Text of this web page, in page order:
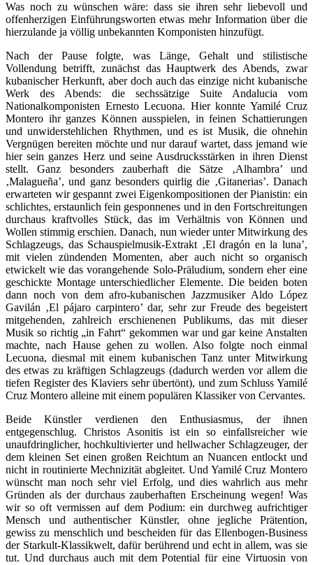
Was noch zu wünschen wäre: dass sie ihren sehr liebevoll und
offenherzigen Einführungsworten etwas mehr Information über die
hierzulande ja völlig unbekannten Komponisten hinzufügt.
Nach der Pause folgte, was Länge, Gehalt und stilistische
Vollendung betrifft, zunächst das Hauptwerk des Abends, zwar
kubanischer Herkunft, aber doch auch das einzige nicht kubanische
Werk des Abends: die sechssätzige Suite Andalucia vom
Nationalkomponisten Ernesto Lecuona. Hier konnte Yamilé Cruz
Montero ihr ganzes Können ausspielen, in feinen Schattierungen
und unwiderstehlichen Rhythmen, und es ist Musik, die ohnehin
Vergnügen bereiten möchte und nur darauf wartet, dass jemand wie
hier sein ganzes Herz und seine Ausdrucksstärken in ihren Dienst
stellt. Ganz besonders zauberhaft die Sätze ‚Alhambra’ und
‚Malagueña’, und ganz besonders quirlig die ‚Gitanerias’. Danach
erwarteten wir gespannt zwei Eigenkompositionen der Pianistin: ein
schlichtes, erstaunlich fein gesponnenes und in den Fortschreitungen
durchaus kraftvolles Stück, das im Verhältnis von Können und
Wollen stimmig erschien. Danach, nun wieder unter Mitwirkung des
Schlagzeugs, das Schauspielmusik-Extrakt ‚El dragón en la luna’,
mit vielen zündenden Momenten, aber auch nicht so organisch
etwickelt wie das vorangehende Solo-Präludium, sondern eher eine
geschickte Montage unterschiedlicher Elemente. Die beiden boten
dann noch von dem afro-kubanischen Jazzmusiker Aldo López
Gavilán ‚El pájaro carpintero’ dar, sehr zur Freude des begeistert
mitgehenden, zahlreich erschienenen Publikums, das mit dieser
Musik so richtig „in Fahrt“ gekommen war und gar keine Anstalten
machte, nach Hause gehen zu wollen. Also folgte noch einmal
Lecuona, diesmal mit einem kubanischen Tanz unter Mitwirkung
des etwas zu kräftigen Schlagzeugs (dadurch werden vor allem die
tiefen Register des Klaviers sehr übertönt), und zum Schluss Yamilé
Cruz Montero alleine mit einem populären Klassiker von Cervantes.
Beide Künstler verdienen den Enthusiasmus, der ihnen
entgegenschlug. Christos Asonitis ist ein so einfallsreicher wie
unaufdringlicher, hochkultivierter und hellwacher Schlagzeuger, der
dem kleinen Set einen großen Reichtum an Nuancen entlockt und
nicht in routinierte Mechnizität abgleitet. Und Yamilé Cruz Montero
wünscht man noch sehr viel Erfolg, und dies wahrlich aus mehr
Gründen als der durchaus zauberhaften Erscheinung wegen! Was
wir so oft vermissen auf dem Podium: ein durchweg aufrichtiger
Mensch und authentischer Künstler, ohne jegliche Prätention,
gewiss zu menschlich und bescheiden für das Ellenbogen-Business
der Starkult-Klassikwelt, dafür berührend und echt in allem, was sie
tut. Und durchaus auch mit dem Potential für eine Virtuosin von